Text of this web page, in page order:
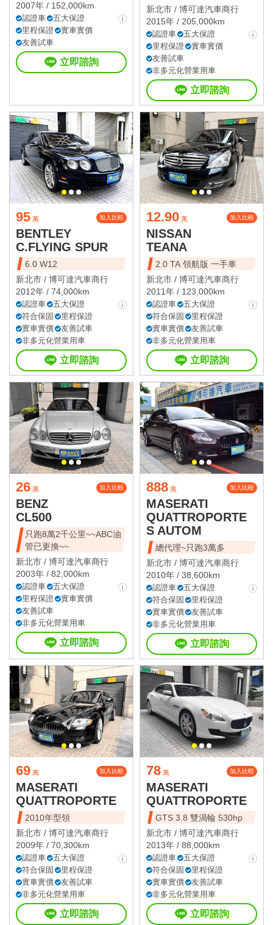
2007年 / 152,000km
認證車
五大保證
里程保證
實車實價
友善試車
立即諮詢
新北市 / 博可達汽車商行
2015年 / 205,000km
認證車
五大保證
里程保證
實車實價
友善試車
非多元化營業用車
立即諮詢
95 萬 加入比較
BENTLEY
C.FLYING SPUR
6.0 W12
新北市 / 博可達汽車商行
2012年 / 74,000km
認證車
五大保證
符合保固
里程保證
實車實價
友善試車
非多元化營業用車
立即諮詢
12.90 萬 加入比較
NISSAN
TEANA
2.0 TA 領航版 一手車
新北市 / 博可達汽車商行
2011年 / 123,000km
認證車
五大保證
符合保固
里程保證
實車實價
友善試車
非多元化營業用車
立即諮詢
26 萬 加入比較
BENZ
CL500
只跑8萬2千公里~~ABC油
管已更換~~
新北市 / 博可達汽車商行
2003年 / 82,000km
認證車
五大保證
里程保證
實車實價
友善試車
非多元化營業用車
立即諮詢
888 萬 加入比較
MASERATI
QUATTROPORTE
S AUTOM
總代理~只跑3萬多
新北市 / 博可達汽車商行
2010年 / 38,600km
認證車
五大保證
符合保固
里程保證
實車實價
友善試車
非多元化營業用車
立即諮詢
69 萬 加入比較
MASERATI
QUATTROPORTE
2010年型領
新北市 / 博可達汽車商行
2009年 / 70,300km
認證車
五大保證
符合保固
里程保證
實車實價
友善試車
非多元化營業用車
立即諮詢
78 萬 加入比較
MASERATI
QUATTROPORTE
GTS 3.8 雙渦輪 530hp
新北市 / 博可達汽車商行
2013年 / 88,000km
認證車
五大保證
符合保固
里程保證
實車實價
友善試車
非多元化營業用車
立即諮詢